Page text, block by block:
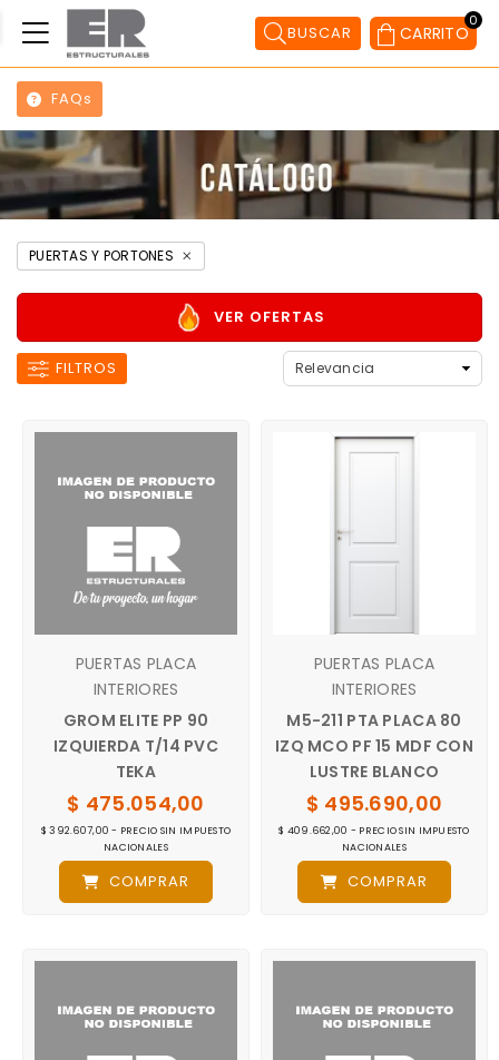
BUSCAR
0
CARRITO
FAQs
PUERTAS Y PORTONES
VER OFERTAS
FILTROS
PUERTAS PLACA
INTERIORES
GROM ELITE PP 90
IZQUIERDA T/14 PVC
TEKA
$ 475.054,00
$ 392.607,00 - PRECIO SIN IMPUESTO
NACIONALES
COMPRAR
PUERTAS PLACA
INTERIORES
M5-211 PTA PLACA 80
IZQ MCO PF 15 MDF CON
LUSTRE BLANCO
$ 495.690,00
$ 409.662,00 - PRECIO SIN IMPUESTO
NACIONALES
COMPRAR